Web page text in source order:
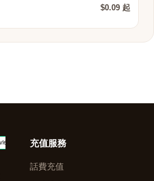
$0.09 起
充值服務
話費充值